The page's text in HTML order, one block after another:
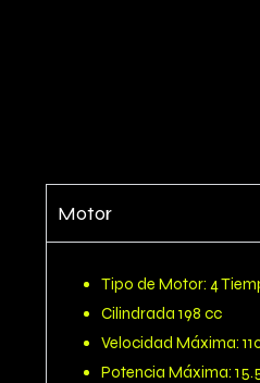
Motor
Tipo de Motor: 4
Cilindrada 198 cc
Velocidad Máxima:
Potencia Máxima: